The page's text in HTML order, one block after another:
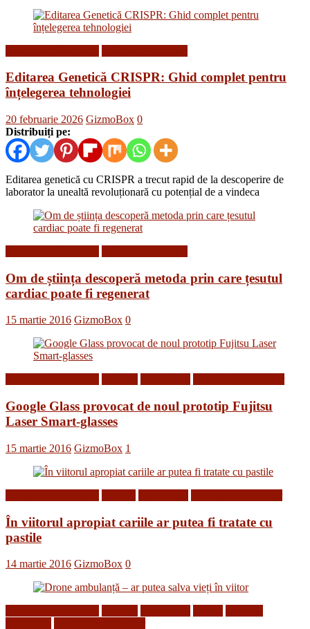
Editarea Genetică CRISPR: Ghid complet pentru
înțelegerea tehnologiei
20 februarie 2026 GizmoBox 0
Distribuiți pe:
Editarea genetică cu CRISPR a trecut rapid de la descoperire de
laborator la unealtă revoluționară cu potențial de a vindeca
Om de știința descoperă metoda prin care țesutul
cardiac poate fi regenerat
15 martie 2016 GizmoBox 0
Google Glass provocat de noul prototip Fujitsu
Laser Smart-glasses
15 martie 2016 GizmoBox 1
În viitorul apropiat cariile ar putea fi tratate cu
pastile
14 martie 2016 GizmoBox 0